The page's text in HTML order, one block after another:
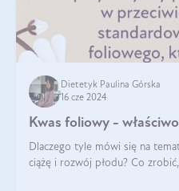
Dietetyk Paulina Górska
16 cze 2024
Kwas foliowy -
Dlaczego tyle mówi się na
ciążę i rozwój płodu? Co